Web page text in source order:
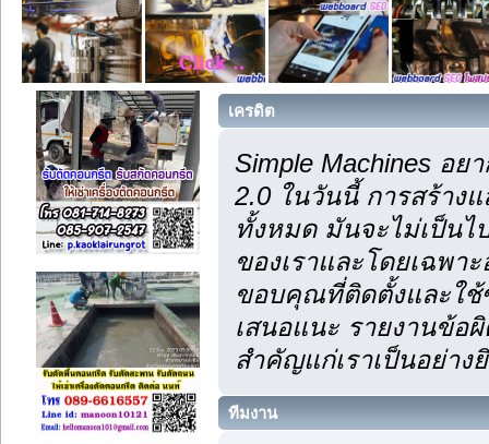
เครดิต
Simple Machines อ
2.0 ในวันนี้ การสร้างแ
ทั้งหมด มันจะไม่เป็นไ
ของเราและโดยเฉพา
ขอบคุณที่ติดตั้งและใช้
เสนอแนะ รายงานข้อ
สำคัญแก่เราเป็นอย่าง
ทีมงาน